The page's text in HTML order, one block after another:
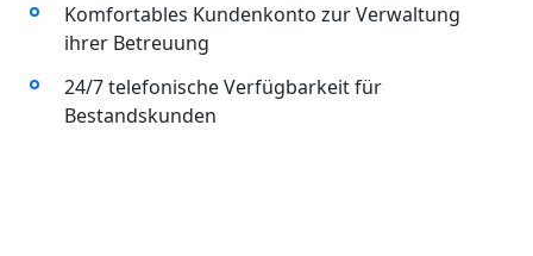
Komfortables Kundenkonto zur Verwaltung
ihrer Betreuung
24/7 telefonische Verfügbarkeit für
Bestandskunden